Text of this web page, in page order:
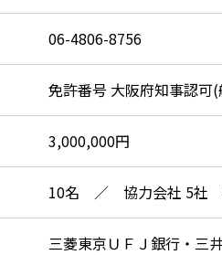
06-4806-8756
免許番号 大阪府知事認可
3,000,000円
10名 ／ 協力会社 5社
三菱東京ＵＦＪ銀行・三